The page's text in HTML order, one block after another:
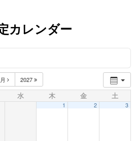
カレンダー
2027
水 木 金 土
1 2 3